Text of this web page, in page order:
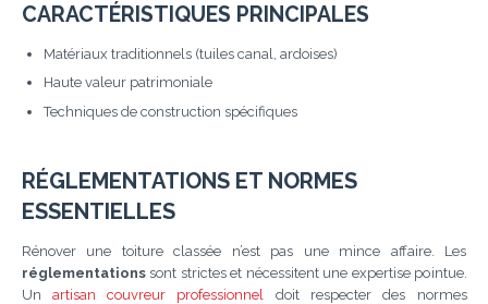
CARACTÉRISTIQUES PRINCIPALES
Matériaux traditionnels (tuiles canal, ardoises)
Haute valeur patrimoniale
Techniques de construction spécifiques
RÉGLEMENTATIONS ET NORMES
ESSENTIELLES
Rénover une toiture classée n’est pas une mince affaire. Les
réglementationssont strictes et nécessitent une expertise pointue.
Un artisan couvreur professionnel
doit respecter des normes